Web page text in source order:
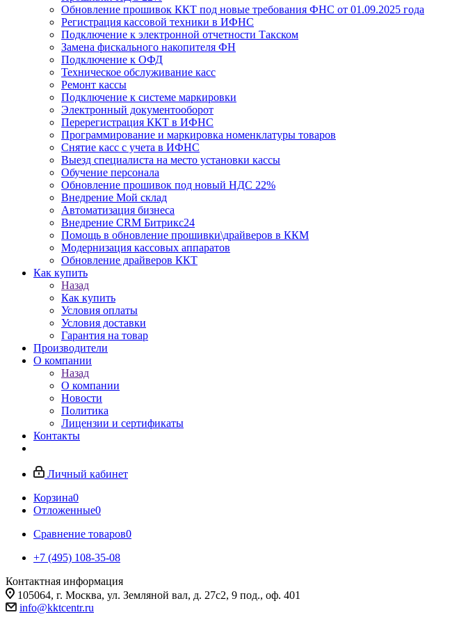
Обновление прошивок ККТ под новые требования ФНС от 01.09.2025 года
Регистрация кассовой техники в ИФНС
Подключение к электронной отчетности Такском
Замена фискального накопителя ФН
Подключение к ОФД
Техническое обслуживание касс
Ремонт кассы
Подключение к системе маркировки
Электронный документооборот
Перерегистрация ККТ в ИФНС
Программирование и маркировка номенклатуры товаров
Снятие касс с учета в ИФНС
Выезд специалиста на место установки кассы
Обучение персонала
Обновление прошивок под новый НДС 22%
Внедрение Мой склад
Автоматизация бизнеса
Внедрение CRM Битрикс24
Помощь в обновление прошивки\драйверов в ККМ
Модернизация кассовых аппаратов
Обновление драйверов ККТ
Как купить
Назад
Как купить
Условия оплаты
Условия доставки
Гарантия на товар
Производители
О компании
Назад
О компании
Новости
Политика
Лицензии и сертификаты
Контакты
Личный кабинет
Корзина0
Отложенные0
Сравнение товаров0
+7 (495) 108-35-08
Контактная информация
105064, г. Москва, ул. Земляной вал, д. 27с2, 9 под., оф. 401
info@kktcentr.ru